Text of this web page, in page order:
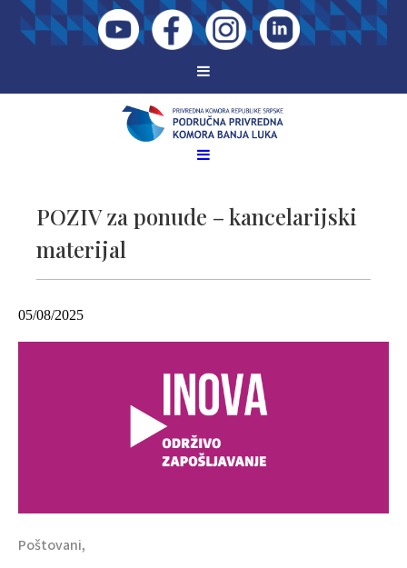
POZIV za ponude – kancelarijski
materijal
05/08/2025
Poštovani,